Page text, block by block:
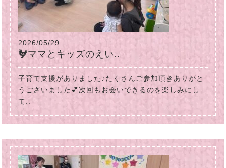
2026/05/29
🐓ママとキッズのえい..
子育て支援がありました♪たくさんご参加頂きありがと
うございました💕次回もお会いできるのを楽しみにし
て..